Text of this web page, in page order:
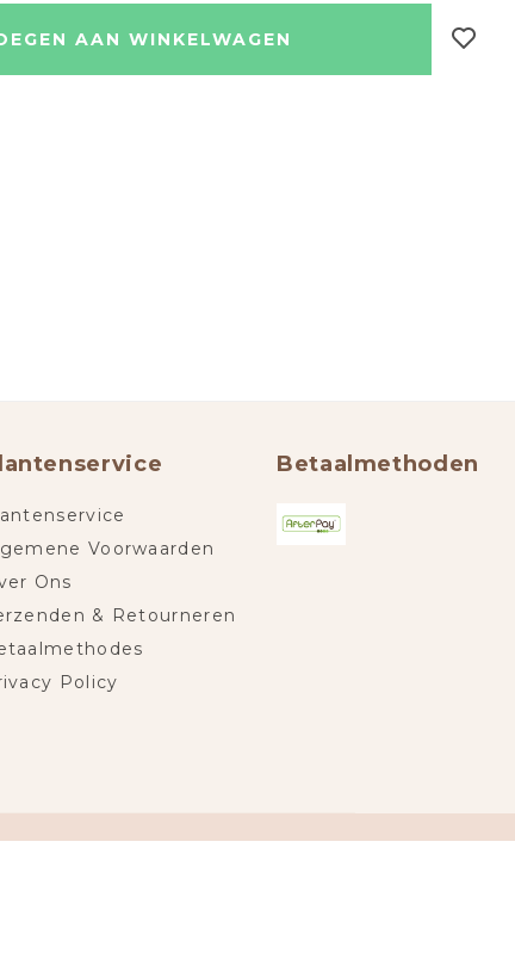
AAN WINKELWAGEN
Voorwaarden
Ons
& Retourneren
Policy
Betaalmethoden